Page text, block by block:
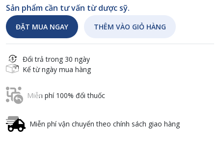
Sản phẩm cần tư vấn từ dược sỹ.
ĐẶT MUA NGAY THÊM VÀO GIỎ HÀNG
Đổi trả trong 30 ngày
Kể từ ngày mua hàng
Miễn phí 100% đổi thuốc
Miễn phí vận chuyển theo chính sách giao hàng